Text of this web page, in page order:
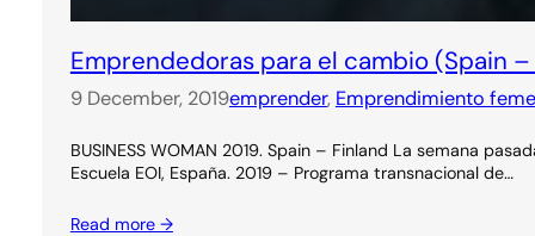
Emprendedoras para el cambio (Spain
9 December, 2019emprender, Emprendimiento
BUSINESS WOMAN 2019. Spain – Finland La semana
Escuela EOI, España. 2019 – Programa transnacional de…
Read more →